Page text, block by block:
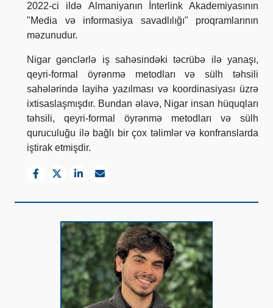
2022-ci ildə Almaniyanın İnterlink Akademiyasının
"Media və informasiya savadlılığı" proqramlarının
məzunudur.
Nigar gənclərlə iş sahəsindəki təcrübə ilə yanaşı,
qeyri-formal öyrənmə metodları və sülh təhsili
sahələrində layihə yazılması və koordinasiyası üzrə
ixtisaslaşmışdır. Bundan əlavə, Nigar insan hüquqları
təhsili, qeyri-formal öyrənmə metodları və sülh
quruculuğu ilə bağlı bir çox təlimlər və konfranslarda
iştirak etmişdir.